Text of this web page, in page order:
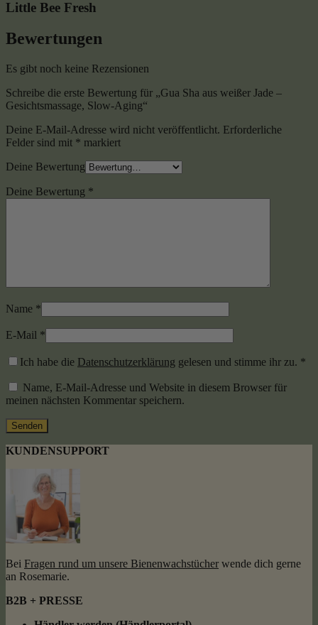
Little Bee Fresh
Bewertungen
Es gibt noch keine Rezensionen
Schreibe die erste Bewertung für „Gua Sha aus weißer Jade –
Gesichtsmassage, Slow-Aging“
Deine E-Mail-Adresse wird nicht veröffentlicht. Erforderliche
Felder sind mit * markiert
Deine Bewertung
Deine Bewertung *
Name *
E-Mail *
Ich habe die Datenschutzerklärung gelesen und stimme ihr zu. *
Name, E-Mail-Adresse und Website in diesem Browser für
meinen nächsten Kommentar speichern.
KUNDENSUPPORT
Bei Fragen rund um unsere Bienenwachstücher wende dich gerne
an Rosemarie.
B2B + PRESSE